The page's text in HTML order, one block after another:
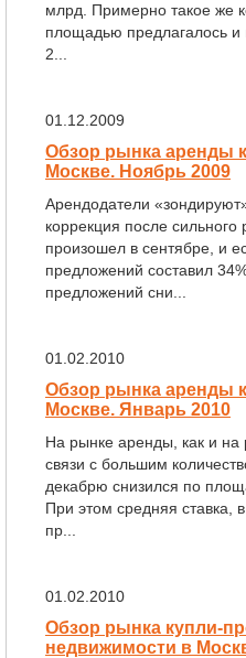
млрд. Примерно такое же
площадью предлагалось
2...
01.12.2009
Обзор рынка аренды
Москве. Ноябрь 2009
Арендодатели
коррекция после
произошел в сентябре, и
предложений составил
предложений сни...
01.02.2010
Обзор рынка аренды
Москве. Январь 2010
На рынке аренды, как и
связи с большим
декабрю снизился по
При этом средняя ставка,
пр...
01.02.2010
Обзор рынка купли-
недвижимости в